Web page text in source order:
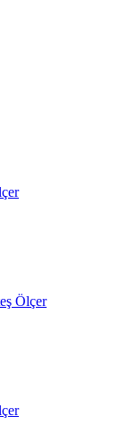
Ölçer